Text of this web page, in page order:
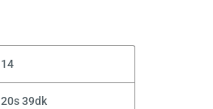
14
20s 39dk